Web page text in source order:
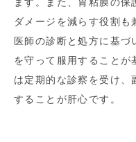
ます。また、胃粘膜の保
ダメージを減らす役割も
医師の診断と処方に基
を守って服用することが
は定期的な診察を受け、
することが肝心です。